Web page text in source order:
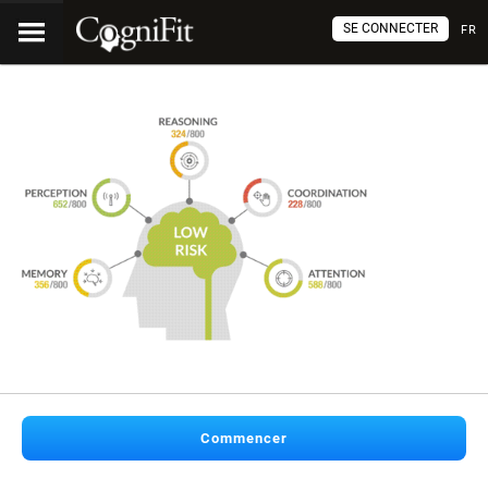
FR
SE CONNECTER
Commencer